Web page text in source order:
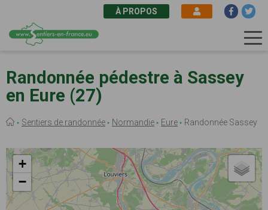
au
contenu
principal
À PROPOS
Randonnée pédestre à Sassey
en Eure (27)
Fil
Sentiers de randonnée Normandie Eure Randonnée Sassey
+
−